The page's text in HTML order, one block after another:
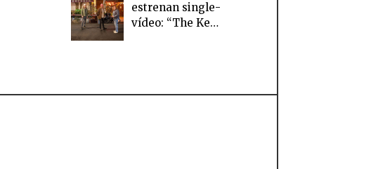
estrenan single-
vídeo: “The Ke…